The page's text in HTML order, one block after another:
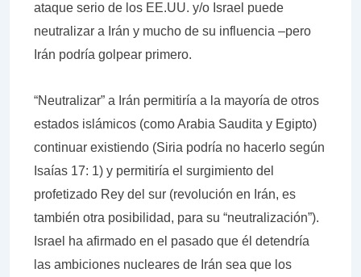
ataque serio de los EE.UU. y/o Israel puede
neutralizar a Irán y mucho de su influencia –pero
Irán podría golpear primero.
“Neutralizar” a Irán permitiría a la mayoría de otros
estados islámicos (como Arabia Saudita y Egipto)
continuar existiendo (Siria podría no hacerlo según
Isaías 17: 1) y permitiría el surgimiento del
profetizado Rey del sur (revolución en Irán, es
también otra posibilidad, para su “neutralización”).
Israel ha afirmado en el pasado que él detendría
las ambiciones nucleares de Irán sea que los